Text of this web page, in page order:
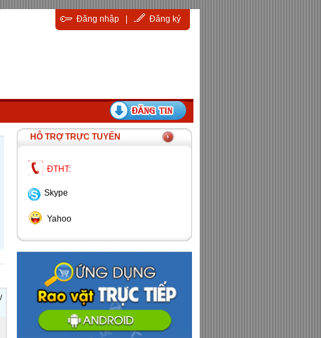
Đăng nhập Đăng ký
HỖ TRỢ TRỰC TUYẾN
ĐTHT:
Skype
Yahoo